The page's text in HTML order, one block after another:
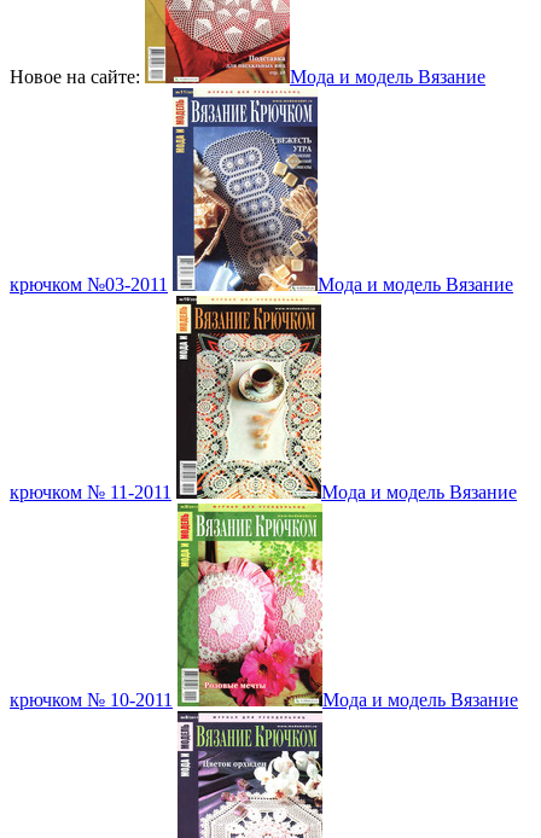
Новое на сайте: Мода и модель Вязание
крючком №03-2011 Мода и модель Вязание
крючком № 11-2011 Мода и модель Вязание
крючком № 10-2011 Мода и модель Вязание